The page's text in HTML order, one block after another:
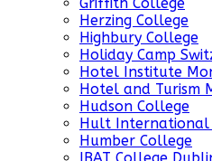
Herzing College
Highbury College
Holiday Camp
Hotel Institute
Hotel and Turism
Hudson College
Hult International
Humber College